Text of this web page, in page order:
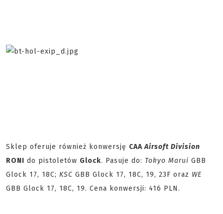
Sklep oferuje również konwersję CAAAirsoft Division
RONI do pistoletów Glock. Pasuje do: Tokyo Marui GBB
Glock 17, 18C; KSC GBB Glock 17, 18C, 19, 23F oraz WE
GBB Glock 17, 18C, 19. Cena konwersji: 416 PLN.